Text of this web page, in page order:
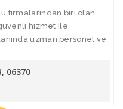
firmalarından biri olan
hizmet ile
uzman personel ve
06370